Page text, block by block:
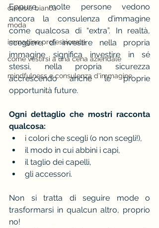
camicia bianca
moda
immagine professionale
come vestirsi a una cena aziendale
mindfulness e consulenza d'immagine
Eppure, molte persone vedono
ancora la consulenza d’immagine
come qualcosa di “extra”. In realtà,
scegliere di investire nella propria
immagine significa investire in sé
stessi, nella propria sicurezza
accrescendo anche le proprie
opportunità future.
Ogni dettaglio che mostri racconta
qualcosa:
i colori che scegli (o non scegli!),
il modo in cui abbini i capi,
il taglio dei capelli,
gli accessori.
Non si tratta di seguire mode o
trasformarsi in qualcun altro, proprio
no!